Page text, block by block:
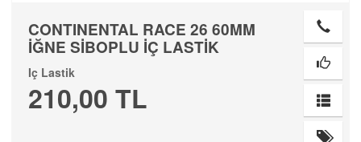
CONTINENTAL RACE 26 60MM
İĞNE SİBOPLU İÇ LASTİK
Iç Lastik
210,00 TL